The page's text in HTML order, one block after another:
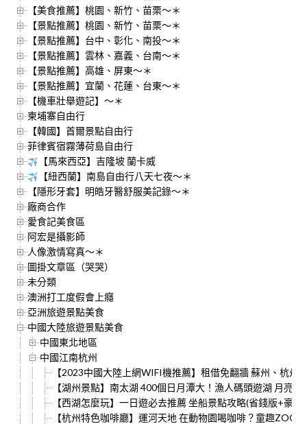
【美食推薦】桃園、新竹、苗栗～＊
【景點推薦】桃園、新竹、苗栗～＊
【景點推薦】台中、彰化、南投～＊
【景點推薦】雲林、嘉義、台南～＊
【景點推薦】高雄、屏東～＊
【景點推薦】宜蘭、花蓮、台東～＊
【機車壯舉遊記】～＊
柬埔寨自由行
【韓國】首爾景點自由行
菲律賓宿霧薄荷島自由行
【馬來西亞】吉隆坡 蘭卡威
【紐西蘭】南島自由行八天七夜～＊
【隱形牙套】明皓牙醫舒服美記錄～＊
廠商合作
愛食記美食區
阿宏是攝影師
人像激情寫真～＊
圖掛文章區（哭哭）
未分類
澳洲打工度假會上癮
亞洲旅遊景點美食
中國大陸旅遊景點美食
中國東北地區
中國江南杭州
【2023中國大陸上網WIFI機推薦】租借免翻牆 蘇州、杭
【湖州景點】南太湖 400個日月潭大！漁人碼頭遊湖 月亮
【西湖怎麼玩】一日遊必去推薦 坐船景點攻略(省錢版+豪
【杭州特色咖啡廳】運河天地 在動物園喝咖啡？童趣ZOO